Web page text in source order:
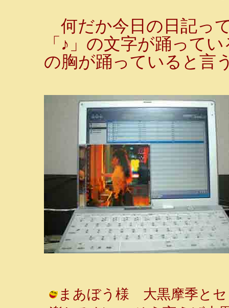
何だか今日の日記っ
「♪」の文字が踊って
の胸が踊っていると言
まあぼう様 大黒摩季とセ